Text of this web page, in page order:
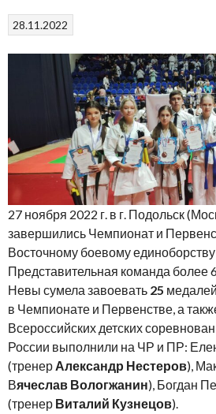
28.11.2022
27 ноября 2022 г. в г. Подольск
завершились Чемпионат и
Восточному боевому
Представительная команда более
Невы сумела завоевать 25
в Чемпионате и Первенстве, а
Всероссийских детских
России выполнили на ЧР и ПР:
(тренер Александр Нестеров),
Вячеслав Вологжанин), Богдан
(тренер Виталий Кузнецов).